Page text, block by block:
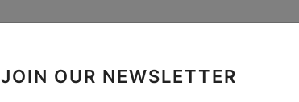
JOIN OUR NEWSLETTER